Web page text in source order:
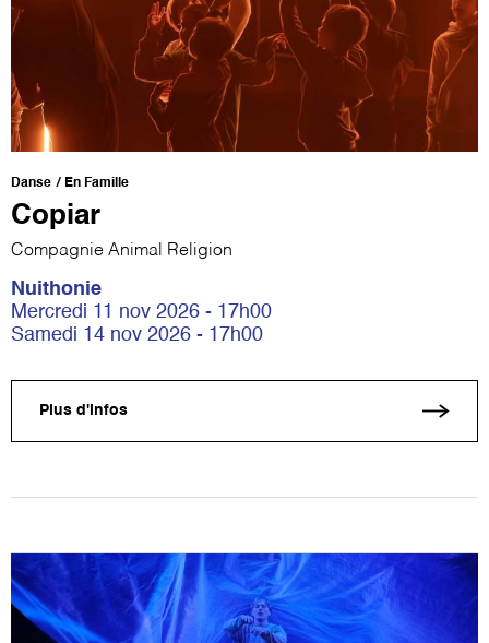
Danse En Famille
Copiar
Compagnie Animal Religion
Nuithonie
Mercredi 11 nov 2026 - 17h00
Samedi 14 nov 2026 - 17h00
Plus d'infos